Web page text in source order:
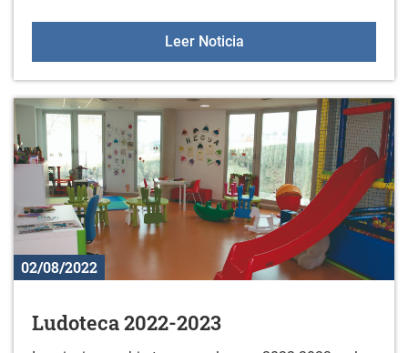
Leer NoticiaCoro de Zurbano
02/08/2022
Ludoteca 2022-2023